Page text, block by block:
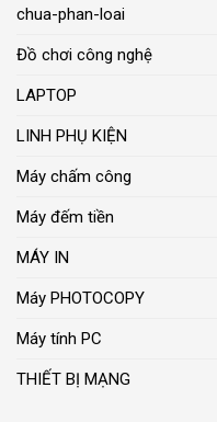
chua-phan-loai
Đồ chơi công nghệ
LAPTOP
LINH PHỤ KIỆN
Máy chấm công
Máy đếm tiền
MÁY IN
Máy PHOTOCOPY
Máy tính PC
THIẾT BỊ MẠNG